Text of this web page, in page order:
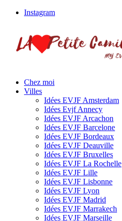
Instagram
Chez moi
Villes
Idées EVJF Amsterdam
Idées Evjf Annecy
Idées EVJF Arcachon
Idées EVJF Barcelone
Idées EVJF Bordeaux
Idées EVJF Deauville
Idées EVJF Bruxelles
Idées EVJF La Rochelle
Idées EVJF Lille
Idées EVJF Lisbonne
Idées EVJF Lyon
Idées EVJF Madrid
Idées EVJF Marrakech
Idées EVJF Marseille